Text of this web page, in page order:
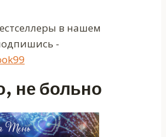
в нашем
-
не больно